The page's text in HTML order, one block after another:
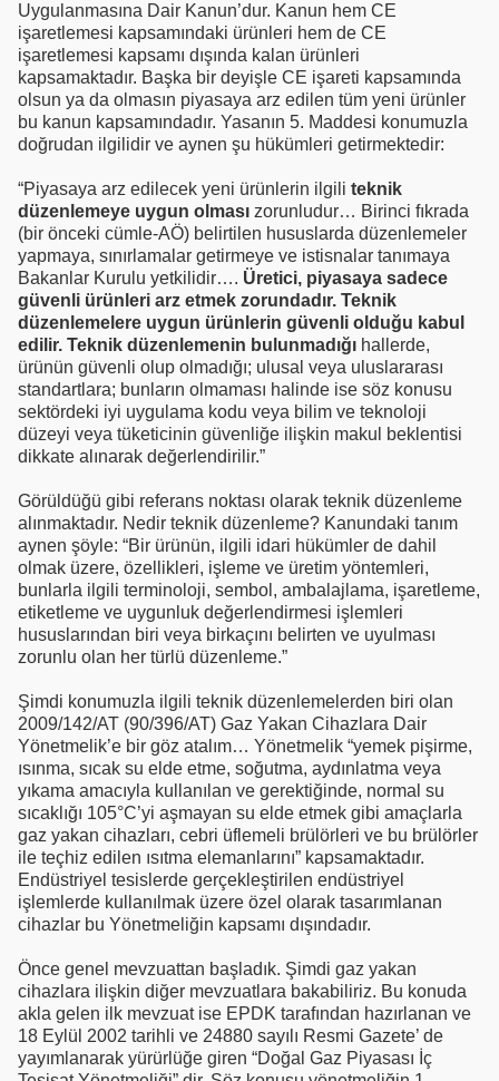
Uygulanmasına Dair Kanun’dur. Kanun hem CE
işaretlemesi kapsamındaki ürünleri hem de CE
işaretlemesi kapsamı dışında kalan ürünleri
kapsamaktadır. Başka bir deyişle CE işareti kapsamında
olsun ya da olmasın piyasaya arz edilen tüm yeni ürünler
bu kanun kapsamındadır. Yasanın 5. Maddesi konumuzla
doğrudan ilgilidir ve aynen şu hükümleri getirmektedir:
“Piyasaya arz edilecek yeni ürünlerin ilgili teknik
düzenlemeye uygun olması zorunludur… Birinci fıkrada
(bir önceki cümle-AÖ) belirtilen hususlarda düzenlemeler
yapmaya, sınırlamalar getirmeye ve istisnalar tanımaya
Bakanlar Kurulu yetkilidir…. Üretici, piyasaya sadece
güvenli ürünleri arz etmek zorundadır. Teknik
düzenlemelere uygun ürünlerin güvenli olduğu kabul
edilir. Teknik düzenlemenin bulunmadığı hallerde,
ürünün güvenli olup olmadığı; ulusal veya uluslararası
standartlara; bunların olmaması halinde ise söz konusu
sektördeki iyi uygulama kodu veya bilim ve teknoloji
düzeyi veya tüketicinin güvenliğe ilişkin makul beklentisi
dikkate alınarak değerlendirilir.”
Görüldüğü gibi referans noktası olarak teknik düzenleme
alınmaktadır. Nedir teknik düzenleme? Kanundaki tanım
aynen şöyle: “Bir ürünün, ilgili idari hükümler de dahil
olmak üzere, özellikleri, işleme ve üretim yöntemleri,
bunlarla ilgili terminoloji, sembol, ambalajlama, işaretleme,
etiketleme ve uygunluk değerlendirmesi işlemleri
hususlarından biri veya birkaçını belirten ve uyulması
zorunlu olan her türlü düzenleme.”
Şimdi konumuzla ilgili teknik düzenlemelerden biri olan
2009/142/AT (90/396/AT) Gaz Yakan Cihazlara Dair
Yönetmelik’e bir göz atalım… Yönetmelik “yemek pişirme,
ısınma, sıcak su elde etme, soğutma, aydınlatma veya
yıkama amacıyla kullanılan ve gerektiğinde, normal su
sıcaklığı 105°C’yi aşmayan su elde etmek gibi amaçlarla
gaz yakan cihazları, cebri üflemeli brülörleri ve bu brülörler
ile teçhiz edilen ısıtma elemanlarını” kapsamaktadır.
Endüstriyel tesislerde gerçekleştirilen endüstriyel
işlemlerde kullanılmak üzere özel olarak tasarımlanan
cihazlar bu Yönetmeliğin kapsamı dışındadır.
Önce genel mevzuattan başladık. Şimdi gaz yakan
cihazlara ilişkin diğer mevzuatlara bakabiliriz. Bu konuda
akla gelen ilk mevzuat ise EPDK tarafından hazırlanan ve
18 Eylül 2002 tarihli ve 24880 sayılı Resmi Gazete’ de
yayımlanarak yürürlüğe giren “Doğal Gaz Piyasası İç